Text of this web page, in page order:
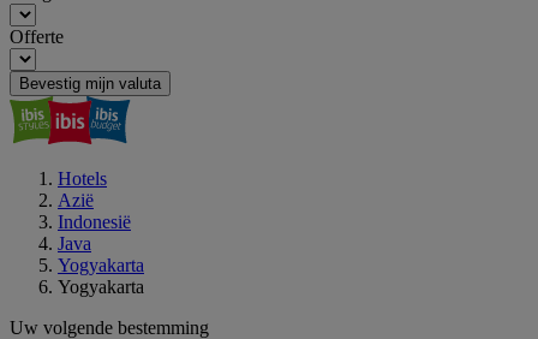
Offerte
Bevestig mijn valuta
Hotels
Azië
Indonesië
Java
Yogyakarta
Yogyakarta
Uw volgende bestemming